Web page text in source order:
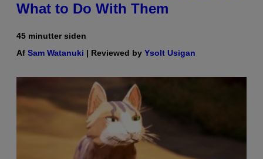
What to Do With Them
45 minutter siden
Af Sam Watanuki | Reviewed by Ysolt Usigan